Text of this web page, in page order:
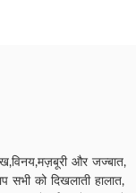
और जज्बात,
सभी को दिखलाती हालात,